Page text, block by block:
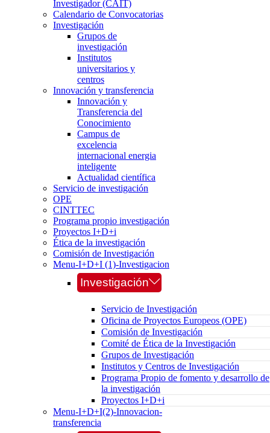
Investigador (CAIT)
Calendario de Convocatorias
Investigación
Grupos de
investigación
Institutos
universitarios y
centros
Innovación y transferencia
Innovación y
Transferencia del
Conocimiento
Campus de
excelencia
internacional energia
inteligente
Actualidad científica
Servicio de investigación
OPE
CINTTEC
Programa propio investigación
Proyectos I+D+i
Ética de la investigación
Comisión de Investigación
Menu-I+D+I (1)-Investigacion
Investigación
Servicio de Investigación
Oficina de Proyectos Europeos (OPE)
Comisión de Investigación
Comité de Ética de la Investigación
Grupos de Investigación
Institutos y Centros de Investigación
Programa Propio de fomento y desarrollo de
la investigación
Proyectos I+D+i
Menu-I+D+I(2)-Innovacion-
transferencia